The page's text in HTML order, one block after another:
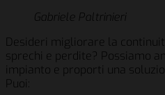
Gabriele Paltrinieri
Desideri migliorare la
sprechi e perdite? Possiamo
impianto e proporti una
Puoi: